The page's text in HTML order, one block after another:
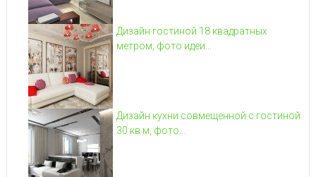
Дизайн гостиной 18 квадратных
метром, фото идеи...
Дизайн кухни совмещенной с гостиной
30 кв м, фото...